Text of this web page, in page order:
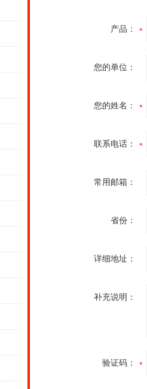
产品：
您的单位：
您的姓名：
联系电话：
常用邮箱：
省份：
详细地址：
补充说明：
验证码：